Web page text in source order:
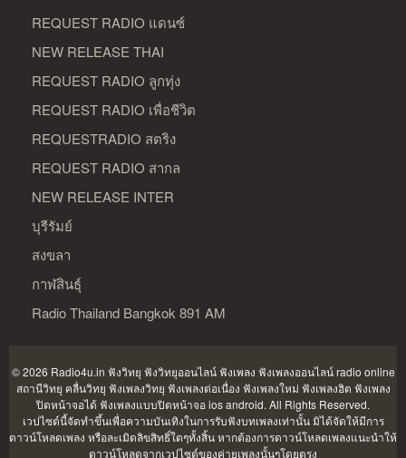
REQUEST RADIO แดนซ์
NEW RELEASE THAI
REQUEST RADIO ลูกทุ่ง
REQUEST RADIO เพื่อชีวิต
REQUESTRADIO สตริง
REQUEST RADIO สากล
NEW RELEASE INTER
บุรีรัมย์
สงขลา
กาฬสินธุ์
Radio Thailand Bangkok 891 AM
© 2026 Radio4u.in ฟังวิทยุ ฟังวิทยุออนไลน์ ฟังเพลง ฟังเพลงออนไลน์ radio online
สถานีวิทยุ คลื่นวิทยุ ฟังเพลงวิทยุ ฟังเพลงต่อเนื่อง ฟังเพลงใหม่ ฟังเพลงฮิต ฟังเพลง
ปิดหน้าจอได้ ฟังเพลงแบบปิดหน้าจอ ios android. All Rights Reserved.
เวปไซต์นี้จัดทำขึ้นเพื่อความบันเทิงในการรับฟังบทเพลงเท่านั้น มิได้จัดให้มีการ
ดาวน์โหลดเพลง หรือละเมิดลิขสิทธิ์ใดๆทั้งสิ้น หากต้องการดาวน์โหลดเพลงแนะนำให้
ดาวน์โหลดจากเวปไซต์ของค่ายเพลงนั้นๆโดยตรง